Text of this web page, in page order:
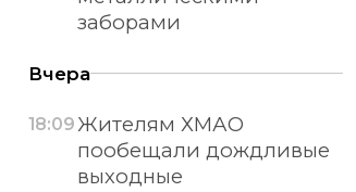
заборами
Вчера
18:09 Жителям ХМАО
пообещали дождливые
выходные